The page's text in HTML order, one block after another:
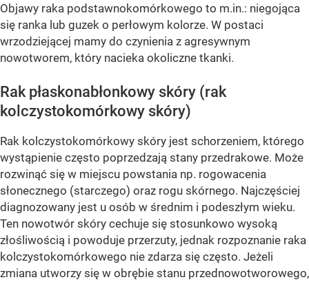
Objawy raka podstawnokomórkowego to m.in.: niegojąca
się ranka lub guzek o perłowym kolorze. W postaci
wrzodziejącej mamy do czynienia z agresywnym
nowotworem, który nacieka okoliczne tkanki.
Rak płaskonabłonkowy skóry (rak
kolczystokomórkowy skóry)
Rak kolczystokomórkowy skóry jest schorzeniem, którego
wystąpienie często poprzedzają stany przedrakowe. Może
rozwinąć się w miejscu powstania np. rogowacenia
słonecznego (starczego) oraz rogu skórnego. Najczęściej
diagnozowany jest u osób w średnim i podeszłym wieku.
Ten nowotwór skóry cechuje się stosunkowo wysoką
złośliwością i powoduje przerzuty, jednak rozpoznanie raka
kolczystokomórkowego nie zdarza się często. Jeżeli
zmiana utworzy się w obrębie stanu przednowotworowego,